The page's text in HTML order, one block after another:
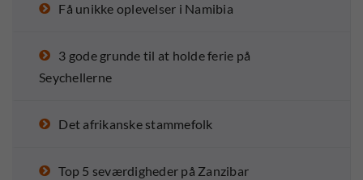
Få unikke oplevelser i Namibia
3 gode grunde til at holde ferie på
Seychellerne
Det afrikanske stammefolk
Top 5 seværdigheder på Zanzibar